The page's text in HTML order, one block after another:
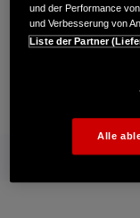
Honda
Industrie
Bartsch Pumpen u.
Offizielle Website | The
Mehr von Honda
und der Performance
und Verbesserung von
Liste der Partner
Alle